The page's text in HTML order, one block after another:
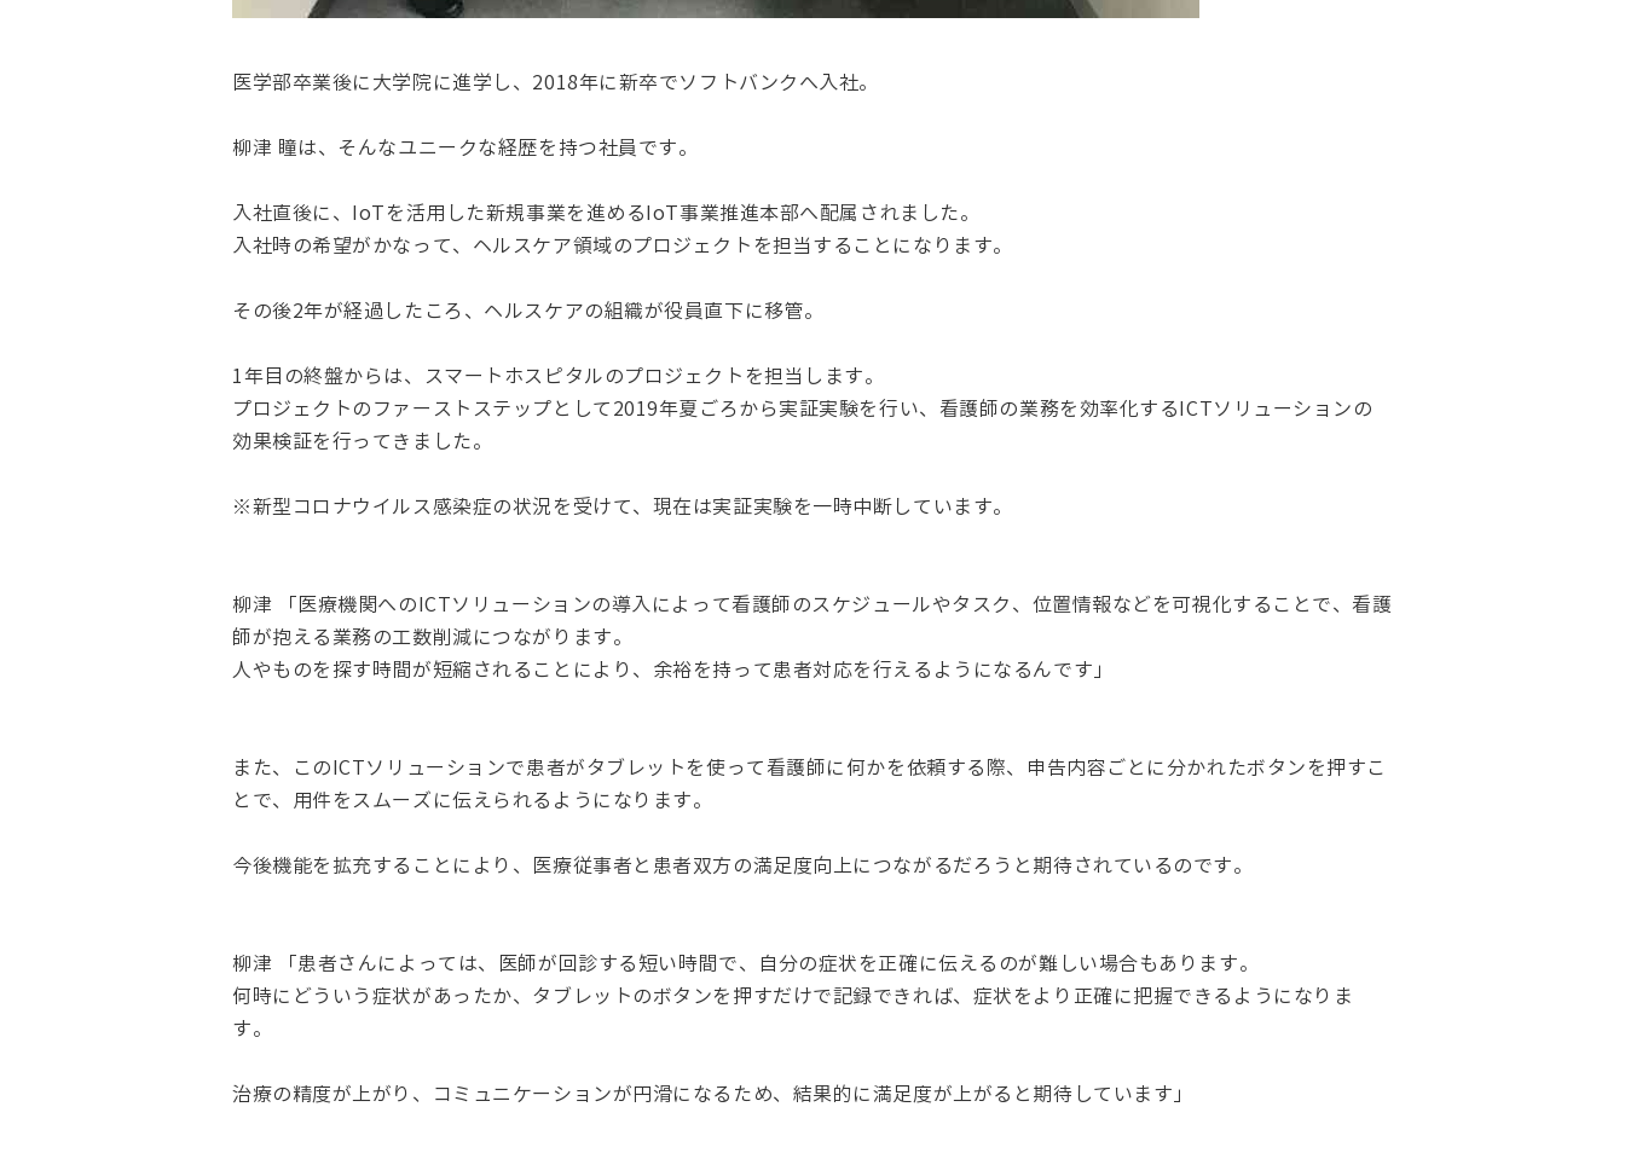
医学部卒業後に大学院に進学し、2018年に新卒でソフトバンクへ入社。
柳津 瞳は、そんなユニークな経歴を持つ社員です。
入社直後に、IoTを活用した新規事業を進めるIoT事業推進本部へ配属されました。
入社時の希望がかなって、ヘルスケア領域のプロジェクトを担当することになります。
その後2年が経過したころ、ヘルスケアの組織が役員直下に移管。
1年目の終盤からは、スマートホスピタルのプロジェクトを担当します。
プロジェクトのファーストステップとして2019年夏ごろから実証実験を行い、看護師の業務を効率化するICTソリューションの
効果検証を行ってきました。
※新型コロナウイルス感染症の状況を受けて、現在は実証実験を一時中断しています。
柳津 「医療機関へのICTソリューションの導入によって看護師のスケジュールやタスク、位置情報などを可視化することで、看護
師が抱える業務の工数削減につながります。
人やものを探す時間が短縮されることにより、余裕を持って患者対応を行えるようになるんです」
また、このICTソリューションで患者がタブレットを使って看護師に何かを依頼する際、申告内容ごとに分かれたボタンを押すこ
とで、用件をスムーズに伝えられるようになります。
今後機能を拡充することにより、医療従事者と患者双方の満足度向上につながるだろうと期待されているのです。
柳津 「患者さんによっては、医師が回診する短い時間で、自分の症状を正確に伝えるのが難しい場合もあります。
何時にどういう症状があったか、タブレットのボタンを押すだけで記録できれば、症状をより正確に把握できるようになりま
す。
治療の精度が上がり、コミュニケーションが円滑になるため、結果的に満足度が上がると期待しています」